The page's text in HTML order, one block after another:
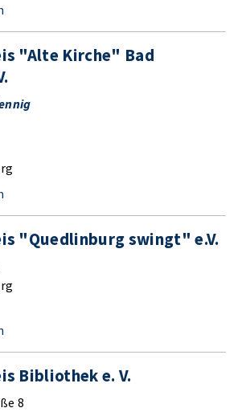
"Alte Kirche" Bad
"Quedlinburg swingt" e.V.
Bibliothek e. V.
8